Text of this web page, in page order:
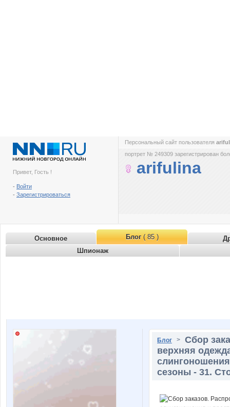
Привет, Гость !
- Войти
- Зарегистрироваться
Персональный сайт пользователя
портрет № 249309 зарегистрирован
arifulina
Основное Блог( 85 )
Шпионаж
Блог > Сбор
верхняя
сезоны - 31.